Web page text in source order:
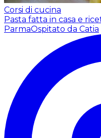
Corsi di cucina
Pasta fatta in casa e
ParmaOspitato da Catia